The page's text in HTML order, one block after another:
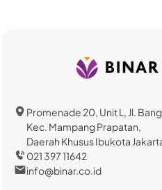
Promenade 20, Unit L, Jl.
Kec. Mampang Prapatan,
Daerah Khusus Ibukota
021 397 11642
info@binar.co.id